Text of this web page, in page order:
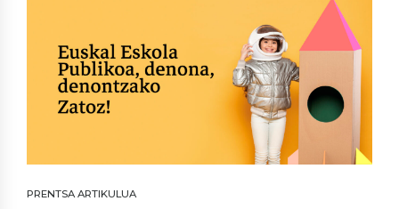
PRENTSA ARTIKULUA